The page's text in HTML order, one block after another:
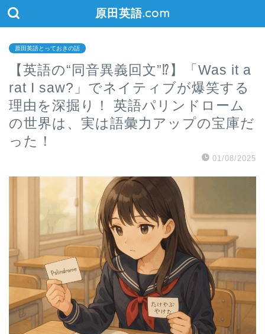
原田英語.com
原田英語とっておきの話
【英語の“同音異義回文”⁉】「Was it a
rat I saw?」でネイティブが爆笑する
理由を深掘り！ 英語パリンドローム
の世界は、実は語彙力アップの宝庫だ
った！
01/08/2025